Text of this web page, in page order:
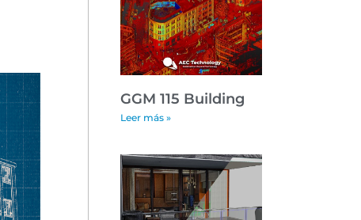
GGM 115 Building
Leer más »